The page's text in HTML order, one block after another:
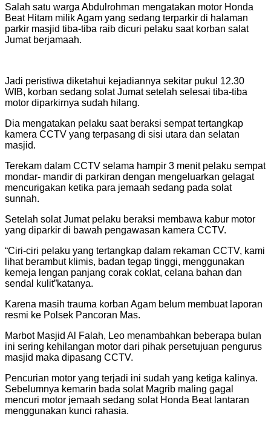
Salah satu warga Abdulrohman mengatakan motor Honda
Beat Hitam milik Agam yang sedang terparkir di halaman
parkir masjid tiba-tiba raib dicuri pelaku saat korban salat
Jumat berjamaah.
Jadi peristiwa diketahui kejadiannya sekitar pukul 12.30
WIB, korban sedang solat Jumat setelah selesai tiba-tiba
motor diparkirnya sudah hilang.
Dia mengatakan pelaku saat beraksi sempat tertangkap
kamera CCTV yang terpasang di sisi utara dan selatan
masjid.
Terekam dalam CCTV selama hampir 3 menit pelaku sempat
mondar- mandir di parkiran dengan mengeluarkan gelagat
mencurigakan ketika para jemaah sedang pada solat
sunnah.
Setelah solat Jumat pelaku beraksi membawa kabur motor
yang diparkir di bawah pengawasan kamera CCTV.
“Ciri-ciri pelaku yang tertangkap dalam rekaman CCTV, kami
lihat berambut klimis, badan tegap tinggi, menggunakan
kemeja lengan panjang corak coklat, celana bahan dan
sendal kulit”katanya.
Karena masih trauma korban Agam belum membuat laporan
resmi ke Polsek Pancoran Mas.
Marbot Masjid Al Falah, Leo menambahkan beberapa bulan
ini sering kehilangan motor dari pihak persetujuan pengurus
masjid maka dipasang CCTV.
Pencurian motor yang terjadi ini sudah yang ketiga kalinya.
Sebelumnya kemarin bada solat Magrib maling gagal
mencuri motor jemaah sedang solat Honda Beat lantaran
menggunakan kunci rahasia.